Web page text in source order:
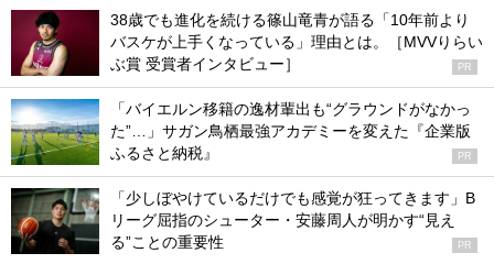
38歳でも進化を続ける篠山竜青が語る「10年前より
バスケが上手くなっている」理由とは。［MVVりらい
ぶ賞 受賞者インタビュー］
PR
「バイエルン移籍の逸材輩出も“グラウンドがなかっ
た”…」サガン鳥栖最強アカデミーを変えた『企業版
ふるさと納税』
PR
「少しぼやけているだけでも感覚が狂ってきます」B
リーグ屈指のシューター・安藤周人が明かす“見え
る”ことの重要性
PR